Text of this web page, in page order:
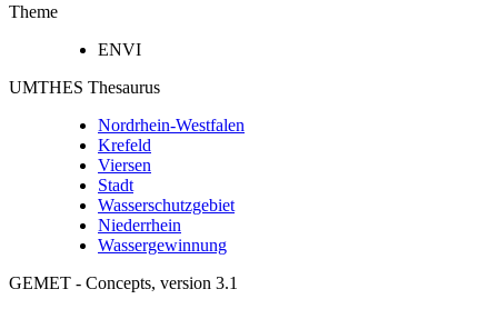
Theme
ENVI
UMTHES Thesaurus
Nordrhein-Westfalen
Krefeld
Viersen
Stadt
Wasserschutzgebiet
Niederrhein
Wassergewinnung
GEMET - Concepts, version 3.1